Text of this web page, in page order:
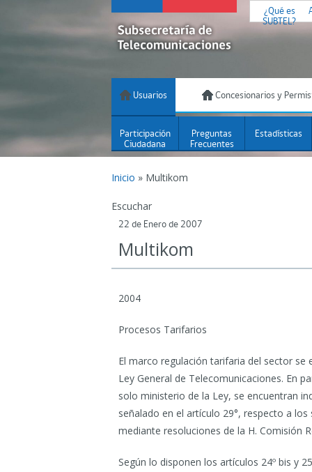
¿Qué es
SUBTEL?
Usuarios Concesionarios y
Participación
Ciudadana
Preguntas
Frecuentes
Estadísticas
Inicio » Multikom
Escuchar
22 de Enero de 2007
Multikom
2004
Procesos Tarifarios
El marco regulación tarifaria del sector se
Ley General de Telecomunicaciones. En
solo ministerio de la Ley, se encuentran
señalado en el artículo 29°, respecto a
mediante resoluciones de la H. Comisión
Según lo disponen los artículos 24º bis y